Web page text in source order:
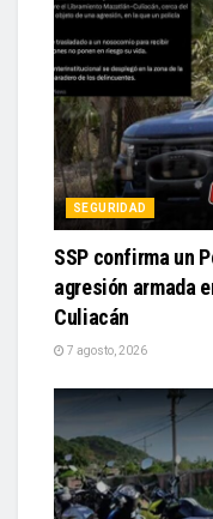
SEGURIDAD
SSP confirma un
agresión armada
Culiacán
7 agosto, 2026